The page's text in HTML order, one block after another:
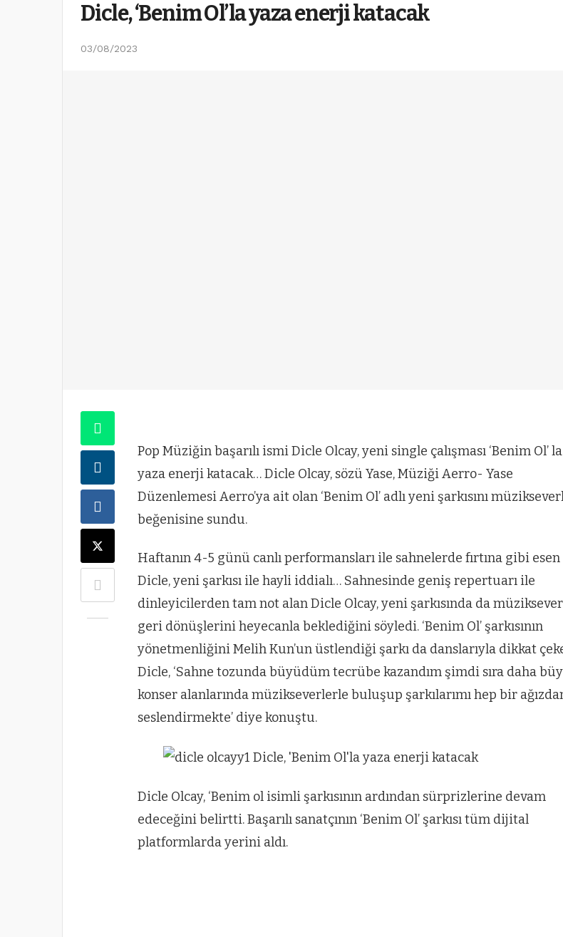
Dicle, ‘Benim Ol’la yaza enerji katacak
03/08/2023
Pop Müziğin başarılı ismi Dicle Olcay, yeni single çalışması ‘Benim Ol’ la
yaza enerji katacak… Dicle Olcay, sözü Yase, Müziği Aerro- Yase
Düzenlemesi Aerro’ya ait olan ‘Benim Ol’ adlı yeni şarkısını
beğenisine sundu.
Haftanın 4-5 günü canlı performansları ile sahnelerde fırtına gibi esen
Dicle, yeni şarkısı ile hayli iddialı… Sahnesinde geniş repertuarı ile
dinleyicilerden tam not alan Dicle Olcay, yeni şarkısında da
geri dönüşlerini heyecanla beklediğini söyledi. ‘Benim Ol’ şarkısının
yönetmenliğini Melih Kun’un üstlendiği şarkı da danslarıyla dikkat
Dicle, ‘Sahne tozunda büyüdüm tecrübe kazandım şimdi sıra daha
konser alanlarında müzikseverlerle buluşup şarkılarımı hep bir
seslendirmekte’ diye konuştu.
Dicle Olcay, ‘Benim ol isimli şarkısının ardından sürprizlerine devam
edeceğini belirtti. Başarılı sanatçının ‘Benim Ol’ şarkısı tüm dijital
platformlarda yerini aldı.